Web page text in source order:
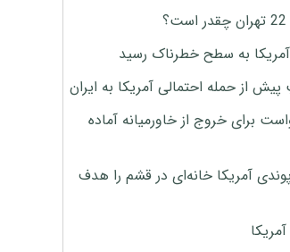
به سطح خطرناک رسید
از حمله احتمالی آمریکا به ایران
برای خروج از خاورمیانه آماده
نیویورک‌تایمز: بمب ۲۰۰۰ پوندی آمریکا خانه‌ای در قشم را هدف